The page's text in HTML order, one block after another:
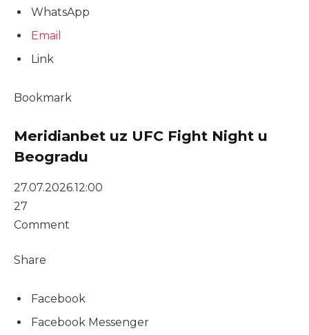
WhatsApp
Email
Link
Bookmark
Meridianbet uz UFC Fight Night u
Beogradu
27.07.2026.12:00
27
Comment
Share
Facebook
Facebook Messenger